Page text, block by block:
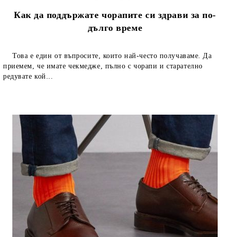
Как да поддържате чорапите си здрави за по-
дълго време
Това е един от въпросите, които най-често получаваме. Да
приемем, че имате чекмедже, пълно с чорапи и старателно
редувате кой...